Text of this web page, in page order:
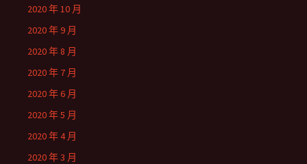
2020 年 10 月
2020 年 9 月
2020 年 8 月
2020 年 7 月
2020 年 6 月
2020 年 5 月
2020 年 4 月
2020 年 3 月